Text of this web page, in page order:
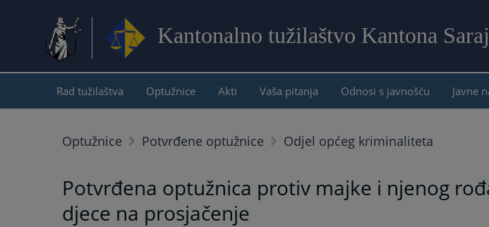
Kantonalno tužilaštvo Kantona
Rad tužilaštva Optužnice Akti Vaša pitanja Odnosi s javnošću Javne
Optužnice Potvrđene optužnice Odjel općeg kriminaliteta
Potvrđena optužnica protiv majke i njenog
djece na prosjačenje